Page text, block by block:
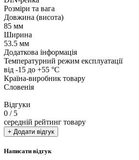
Розміри та вага
Довжина (висота)
85 мм
Ширина
53.5 мм
Додаткова інформація
Температурний режим експлуатації
від -15 до +55 °С
Країна-виробник товару
Словенія
Відгуки
0 / 5
середній рейтинг товару
+ Додати відгук
Написати відгук